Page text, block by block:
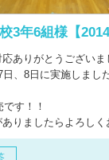
3年6組様【2014
ありがとうございま
、8日に実施しまし
す！！
りましたらよろしく